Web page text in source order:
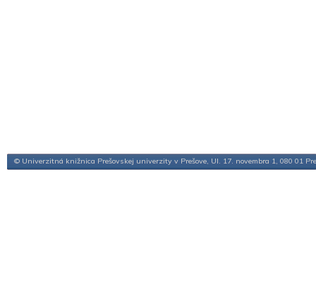
© Univerzitná knižnica Prešovskej univerzity v Prešove, Ul. 17. novembra 1, 080 01